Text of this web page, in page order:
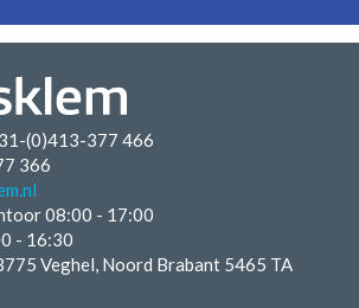
(0)413-377 466
366
08:00 - 17:00
- 16:30
Veghel, Noord Brabant 5465 TA